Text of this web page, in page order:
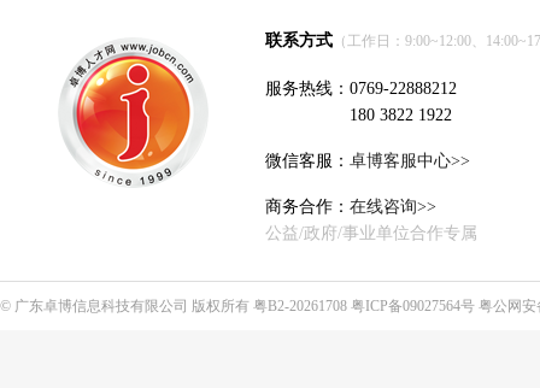
联系方式 （工作日：9:00~12:00、
服务热线：0769-22888212
180 3822 1922
微信客服： 卓博客服中心>>
商务合作： 在线咨询>>
公益/政府/事业单位合作专属
© 广东卓博信息科技有限公司 版权所有 粤B2-20261708 粤ICP备09027564号 粤公网安